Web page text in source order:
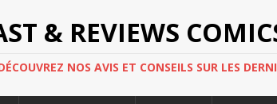
& REVIEWS
NOS AVIS ET CONSEILS SUR LES